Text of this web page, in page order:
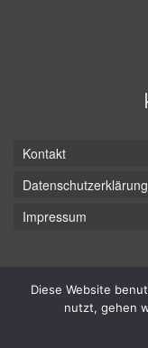
Kontakt
Datenschutzerklärung
Impressum
© Hans-Wurst.net - Gute Laune
Diese Website
nutzt, gehen